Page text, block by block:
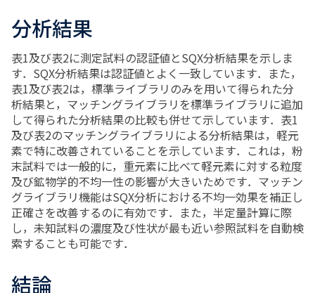
分析結果
表1及び表2に測定試料の認証値とSQX分析結果を示しま
す．SQX分析結果は認証値とよく一致しています．また，
表1及び表2は，標準ライブラリのみを用いて得られた分
析結果と，マッチングライブラリを標準ライブラリに追加
して得られた分析結果の比較も併せて示しています．表1
及び表2のマッチングライブラリによる分析結果は，軽元
素で特に改善されていることを示しています．これは，粉
末試料では一般的に，重元素に比べて軽元素に対する粒度
及び鉱物学的不均一性の影響が大きいためです．マッチン
グライブラリ機能はSQX分析における不均一効果を補正し
正確さを改善するのに有効です．また，半定量計算に際
し，未知試料の濃度及び性状が最も近い参照試料を自動検
索することも可能です．
結論